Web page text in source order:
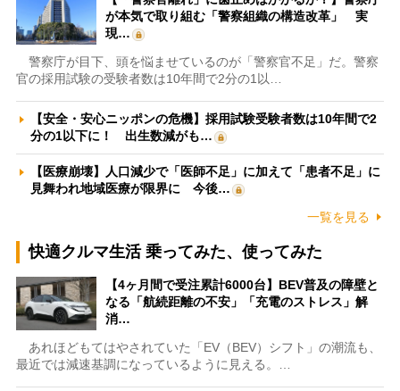
が本気で取り組む「警察組織の構造改革」 実
現…
警察庁が目下、頭を悩ませているのが「警察官不足」だ。警察
官の採用試験の受験者数は10年間で2分の1以…
【安全・安心ニッポンの危機】採用試験受験者数は10年間で2
分の1以下に！ 出生数減がも…
【医療崩壊】人口減少で「医師不足」に加えて「患者不足」に
見舞われ地域医療が限界に 今後…
一覧を見る
快適クルマ生活 乗ってみた、使ってみた
【4ヶ月間で受注累計6000台】BEV普及の障壁と
なる「航続距離の不安」「充電のストレス」解
消…
あれほどもてはやされていた「EV（BEV）シフト」の潮流も、
最近では減速基調になっているように見える。…